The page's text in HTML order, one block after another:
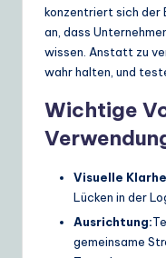
lu
ti
o
konzentriert sich der
an, dass
wissen. Anstatt zu
wahr halten, und
Wichtige
Visuelle
Lücken in der
Ausrichtung:
gemeinsame